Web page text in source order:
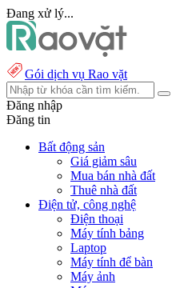
Đang xử lý...
Gói dịch vụ Rao vặt
Đăng nhập
Đăng tin
Bất động sản
Giá giảm sâu
Mua bán nhà đất
Thuê nhà đất
Điện tử, công nghệ
Điện thoại
Máy tính bảng
Laptop
Máy tính để bàn
Máy ảnh